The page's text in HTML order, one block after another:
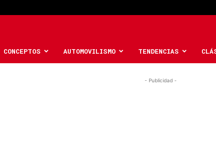
CONCEPTOS AUTOMOVILISMO TENDENCIAS
- Publicidad -